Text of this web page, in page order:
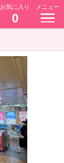
お気に入り
0
メニュー